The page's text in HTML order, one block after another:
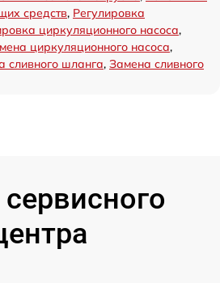
средств, Регулировка
циркуляционного насоса,
циркуляционного насоса,
сливного шланга, Замена сливного